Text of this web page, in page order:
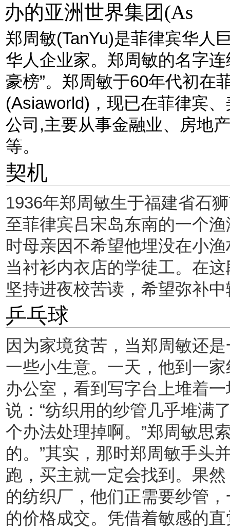
办的亚洲世界集团(As
郑周敏(TanYu)是菲律宾华人
华人企业家。郑周敏的名字
豪榜”。郑周敏于60年代初在
(Asiaworld)，现已在菲律宾
公司,主要从事金融业、房地
等。
契机
1936年郑周敏生于福建省石
至菲律宾吕宋岛东南的一个
时母亲因不希望他埋没在小
当衬衫内衣店的学徒工。在
坚持进夜校苦读，希望弥补
乒乓球
因为家境贫苦，当郑周敏还
一些小生意。一天，他到一
办公室，看到写字台上堆着
说：“纺织用的纱管几乎堆满
个办法处理掉啊。”郑周敏思
的。”其实，那时郑周敏手头
跑，买主就一定会找到。果
的纺织厂，他们正需要纱管
的价格成交。凭借着敏感的